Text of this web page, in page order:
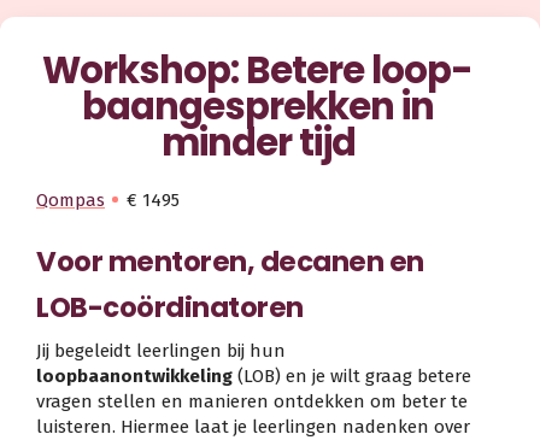
Workshop: Betere loop­
baan­gesprekken in
minder tijd
Qompas € 1495
Voor mentoren, decanen en
LOB-coördinatoren
Jij begeleidt leerlingen bij hun
loopbaanontwikkeling (LOB) en je wilt graag betere
vragen stellen en manieren ontdekken om beter te
luisteren. Hiermee laat je leerlingen nadenken over